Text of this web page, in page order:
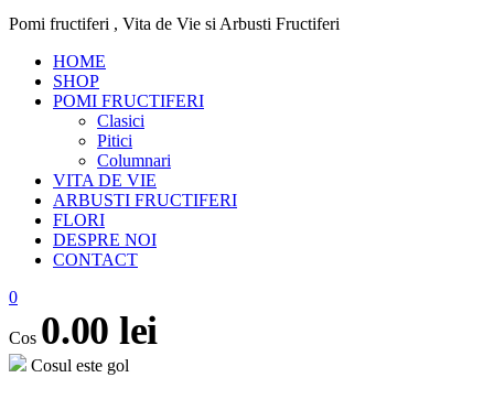
Pomi fructiferi , Vita de Vie si Arbusti Fructiferi
HOME
SHOP
POMI FRUCTIFERI
Clasici
Pitici
Columnari
VITA DE VIE
ARBUSTI FRUCTIFERI
FLORI
DESPRE NOI
CONTACT
0
Cos 0.00 lei
Cosul este gol